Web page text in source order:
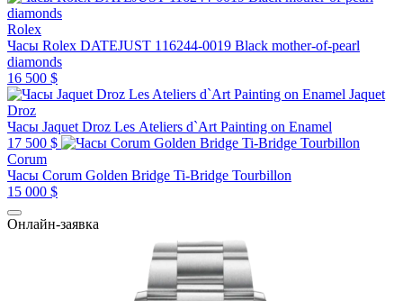
Rolex
Часы Rolex DATEJUST 116244-0019 Black mother-of-pearl
diamonds
16 500 $
Jaquet
Droz
Часы Jaquet Droz Les Ateliers d`Art Painting on Enamel
17 500 $
Corum
Часы Corum Golden Bridge Ti-Bridge Tourbillon
15 000 $
Онлайн-заявка